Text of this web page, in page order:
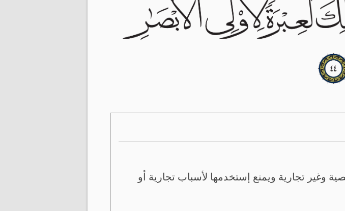
وغير تجارية ويمنع إستخدمها لأسباب تجارية أو